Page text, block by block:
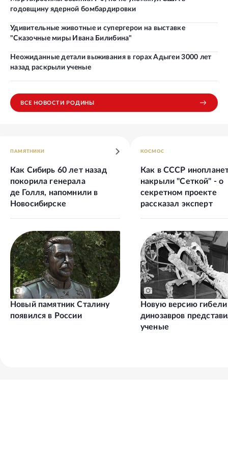
годовщину ядерной бомбардировки
Удивительные животные и супергерои на выставке
"Сказочные миры Ивана Билибина"
Неожиданные детали выживания в горах Адыгеи 3000 лет
назад раскрыли ученые
ВСЕ НОВОСТИ РОДИНЫ
ПАМЯТНИКИ
Как Сибирь 60 лет назад
покорила генерала
де Голля, напомнили в
Новосибирске
Новый памятник Сталину
появился в России
КОСМОС
Как в СССР
накрыли "Сеткой" - о
секретном проекте
рассказал эксперт
Новую версию гибели
динозавров
ученые